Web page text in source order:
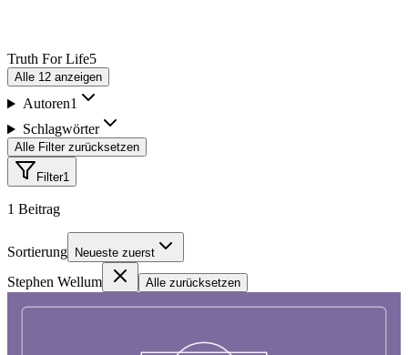
Truth For Life5
Alle 12 anzeigen
Autoren1
Schlagwörter
Alle Filter zurücksetzen
Filter1
1 Beitrag
Sortierung Neueste zuerst
Stephen Wellum Alle zurücksetzen